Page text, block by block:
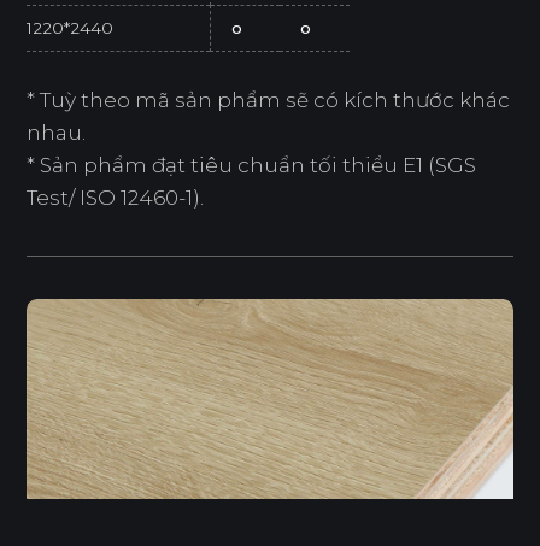
1220*2440 o o
* Tuỳ theo mã sản phẩm sẽ có kích thước khác
nhau.
* Sản phẩm đạt tiêu chuẩn tối thiểu E1 (SGS
Test/ ISO 12460-1).